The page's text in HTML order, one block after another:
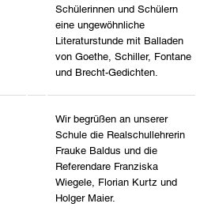
Schülerinnen und Schülern
eine ungewöhnliche
Literaturstunde mit Balladen
von Goethe, Schiller, Fontane
und Brecht-Gedichten.
Wir begrüßen an unserer
Schule die Realschullehrerin
Frauke Baldus und die
Referendare Franziska
Wiegele, Florian Kurtz und
Holger Maier.